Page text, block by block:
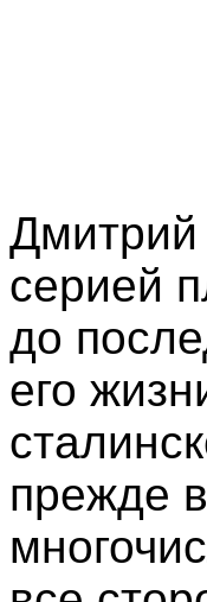
Дмитрий
серией
до
его
прежде